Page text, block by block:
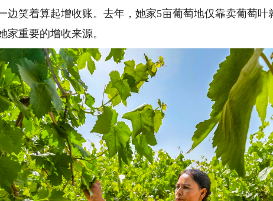
边笑着算起增收账。去年，她家5亩葡萄地仅靠卖葡萄叶
家重要的增收来源。